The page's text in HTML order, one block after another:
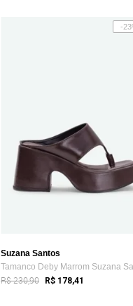
-
Suzana Santos
Tamanco Deby Marrom Suzana
R$ 230,90 R$ 178,41